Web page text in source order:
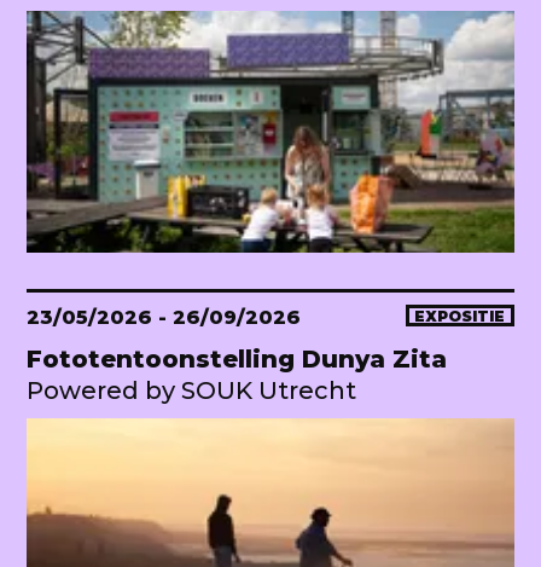
23/05/2026 - 26/09/2026 EXPOSITIE
Fototentoonstelling Dunya Zita
Powered by SOUK Utrecht